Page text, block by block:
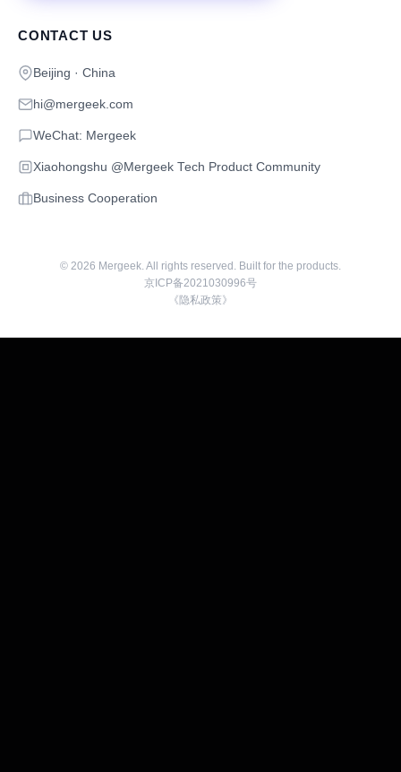
CONTACT US
Beijing · China
hi@mergeek.com
WeChat: Mergeek
Xiaohongshu @Mergeek Tech Product Community
Business Cooperation
© 2026 Mergeek. All rights reserved. Built for the products.
京ICP备2021030996号
《隐私政策》